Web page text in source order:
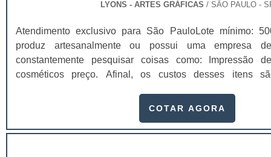
LYONS - ARTES GRÁFICAS / SÃO PAULO -
Atendimento exclusivo para São PauloLote mínimo:
produz artesanalmente ou possui uma empresa
constantemente pesquisar coisas como: Impressão
cosméticos preço. Afinal, os custos desses itens
sido extremamente competitivo, assim, as embalagens
COTAR AGORA